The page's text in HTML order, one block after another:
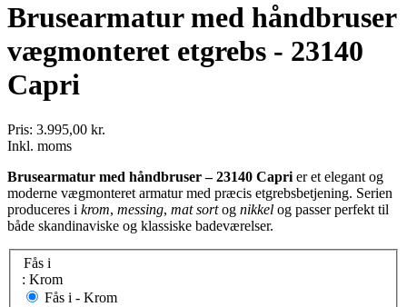
Brusearmatur med håndbruser
vægmonteret etgrebs - 23140
Capri
Pris: 3.995,00 kr.
Inkl. moms
Brusearmatur med håndbruser – 23140 Capri er et elegant og
moderne vægmonteret armatur med præcis etgrebsbetjening. Serien
produceres i krom, messing, mat sortog nikkel og passer perfekt til
både skandinaviske og klassiske badeværelser.
Fås i
: Krom
Fås i - Krom